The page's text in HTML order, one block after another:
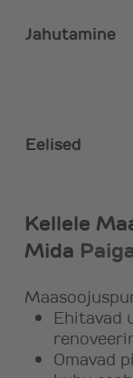
Jahutamine
Eelised
Kellele
Mida
Ehitavad
Omavad